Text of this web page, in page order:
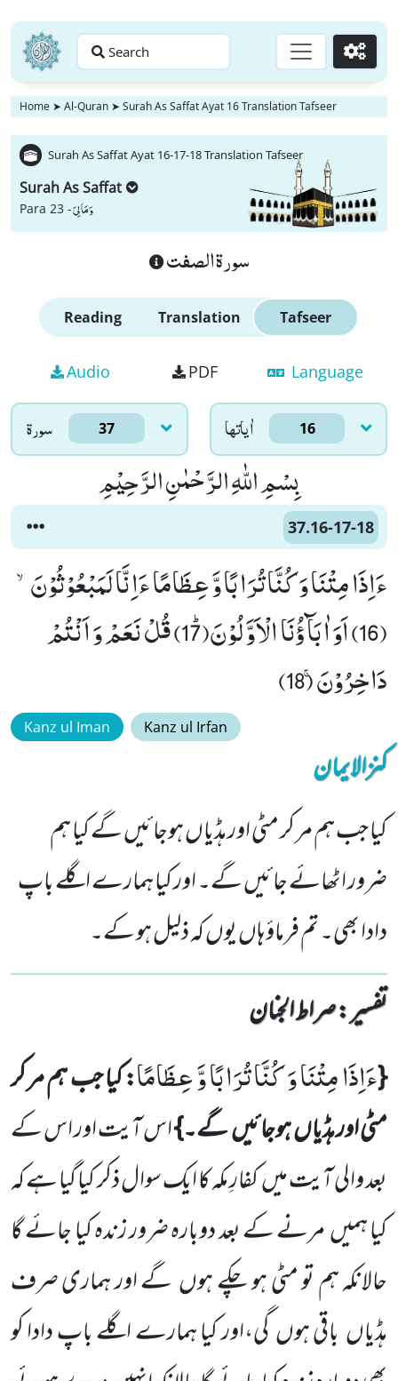
Search Go
Home ➤ Al-Quran ➤ Surah As Saffat Ayat 16 Translation Tafseer
Surah As Saffat Ayat 16-17-18 Translation Tafseer
Surah As Saffat
Para 23 -وَ مَا لِیَ
سورة الصفت
Reading Translation Tafseer
Audio PDF Language
سورۃ 37 اٰياتها 16
بِسْمِ اللّٰهِ الرَّحْمٰنِ الرَّحِیْمِ
37.16-17-18
ءَاِذَا مِتْنَا وَ كُنَّا تُرَابًا وَّ عِظَامًا ءَاِنَّا لَمَبْعُوْثُوْنَۙ
(16) اَوَ اٰبَآؤُنَا الْاَوَّلُوْنَﭤ(17) قُلْ نَعَمْ وَ اَنْتُمْ
دَاخِرُوْنَۚ (18)
Kanz ul Iman Kanz ul Irfan
کنزالایمان
کیا جب ہم مر کر مٹی اور ہڈیاں ہوجائیں گے کیا ہم
ضرور اٹھائے جائیں گے۔ اور کیا ہمارے اگلے باپ
دادا بھی۔ تم فرماؤ ہاں یوں کہ ذلیل ہو کے۔
تفسیر : ‎صراط الجنان
{ءَاِذَا مِتْنَا وَ كُنَّا تُرَابًا وَّ عِظَامًا: کیا جب ہم مر کر
مٹی اور ہڈیاںہوجائیںگے۔}اس آیت اوراس کے
بعد والی آیت میںکفارِ مکہ کا ایک سوال ذکر کیا گیا ہے کہ
کیا ہمیںمرنے کے بعد دوبارہ ضرور زندہ کیا جائے گا
حالانکہ ہم تو مٹی ہو چکے ہوںگے اور ہماری صرف
ہڈیاں باقی ہوںگی،اور کیا ہمارے اگلے باپ دادا کو